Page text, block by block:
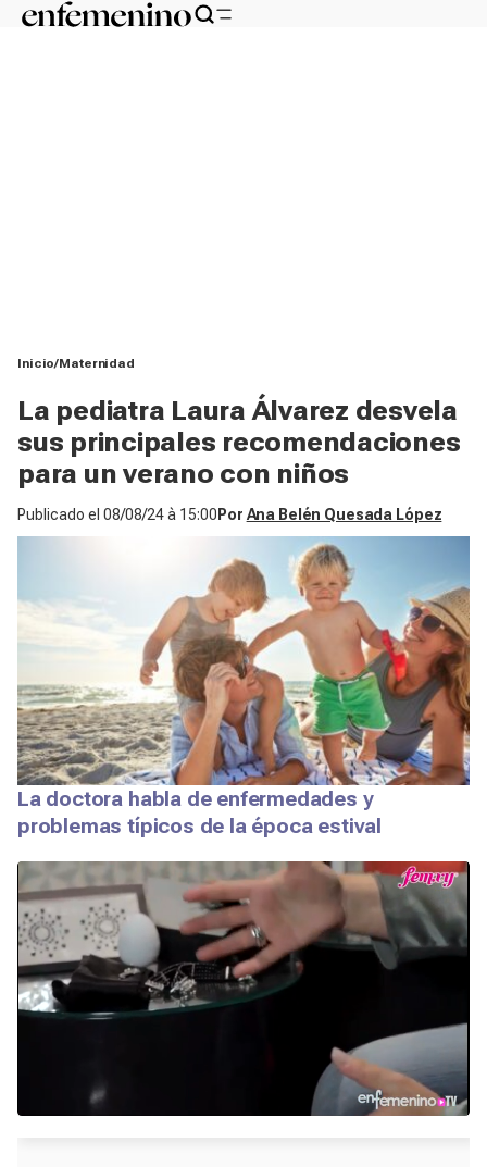
Inicio Maternidad
La pediatra Laura Álvarez desvela
sus principales recomendaciones
para un verano con niños
Publicado el 08/08/24 à 15:00 Por Ana Belén Quesada López
La doctora habla de enfermedades y
problemas típicos de la época estival